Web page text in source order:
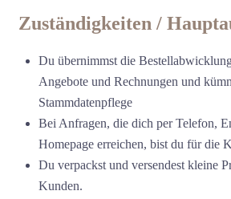
Zuständigkeiten /
Du übernimmst die
Angebote und Rechnungen und
Stammdatenpflege
Bei Anfragen, die dich per Telefon,
Homepage erreichen, bist du für die
Du verpackst und versendest kleine
Kunden.